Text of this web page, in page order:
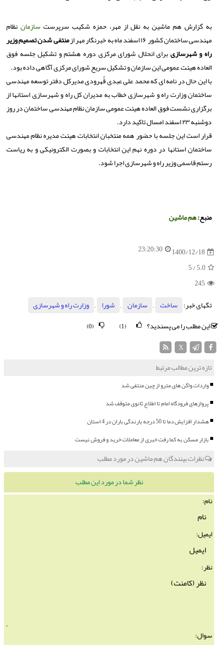
به گزارش هم ماشین به نقل از مهر، حمزه شکیب سرپرستسازماننظام
مهندسی ساختمان کشور ۱۶ اسفند ماه به خبرنگار مهر از
منتفی شدن تصمیم وزیر
راه و شهرسازیبرای انحلال شورای مرکزی دوره هشتم و تشکیل جلسه فوق
العاده هیئت عمومی این سازمان و تشکیل سریع شورای مرکزی آگاهی داده بود.
با این حال در نامه ای که محمد علی عبدی قُهرودی مدیرکل دفتر توسعه مهندسی
ساختمان وزارت راه و شهرسازی خطاب به مدیران کل راه و شهرسازی استانها از
برگزاری نشست فوق العاده هیئت عمومی سازمان نظام مهندسی ساختمان در روز
دوشنبه ۲۳ اسفند امسال تاکید دارد.
قرار است این جلسه با حضور همه منتخبان انتخابات هیئت مدیره نظام مهندسی
ساختمان استانها در دوره نهم این انتخابات و بصورت الکترونیکی و به ریاست
رستم قاسمی وزیر راه و شهرسازی اجرا شود.
منبع:هم ماشین
1400/12/18
23:20:30
5.0
/ 5
245
تگهای خبر:
ساخت , سازمان , شورا ,
وزارت راه و شهرسازی
این مطلب را می پسندید؟
(0)
تازه ترین مطالب مرتبط
واردات واگن های مترو از چین منتفی شد
پروازهای فرودگاه امام تا اطلاع ثانوی متوقف شد
هشدار افزایش دما تا 50 درجه بارندگی باران در 4 استان
بازار مسکن به کما رفت خبری از معاملات خرید و فروش نیست
نظرات بینندگان هم ماشین در مورد مطلب
نظر شما در مورد این مطلب
نام:
ایمیل:
نظر:
سوال: